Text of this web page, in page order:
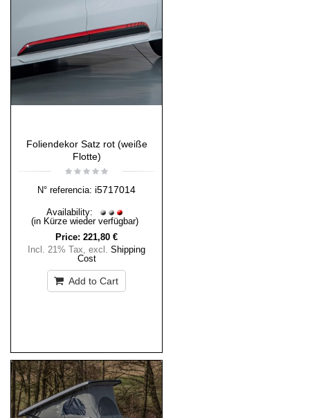
Foliendekor Satz rot (weiße
Flotte)
N° referencia: i5717014
Availability:
(in Kürze wieder verfügbar)
Price: 221,80 €
Incl. 21% Tax, excl. Shipping
Cost
Add to Cart